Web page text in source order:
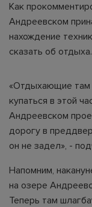
Как
Андреевском
нахождение
сказать об отдыха.
«Отдыхающие там
купаться в этой
Андреевском
дорогу в
он не задел», -
Напомним,
на озере
Теперь там